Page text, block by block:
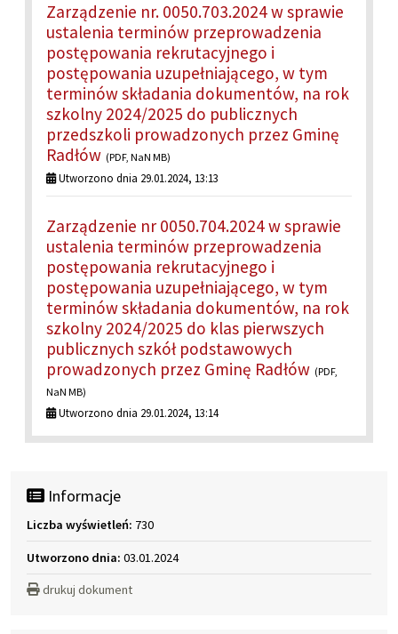
Zarządzenie nr. 0050.703.2024 w sprawie
ustalenia terminów przeprowadzenia
postępowania rekrutacyjnego i
postępowania uzupełniającego, w tym
terminów składania dokumentów, na rok
szkolny 2024/2025 do publicznych
przedszkoli prowadzonych przez Gminę
Radłów (PDF, NaN MB)
Utworzono dnia 29.01.2024, 13:13
Zarządzenie nr 0050.704.2024 w sprawie
ustalenia terminów przeprowadzenia
postępowania rekrutacyjnego i
postępowania uzupełniającego, w tym
terminów składania dokumentów, na rok
szkolny 2024/2025 do klas pierwszych
publicznych szkół podstawowych
prowadzonych przez Gminę Radłów (PDF,
NaN MB)
Utworzono dnia 29.01.2024, 13:14
Informacje
Liczba wyświetleń: 730
Utworzono dnia: 03.01.2024
drukuj dokument